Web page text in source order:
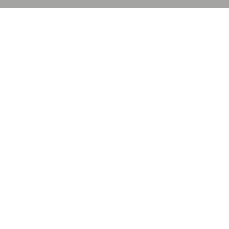
Advantage 3200 Retenedor en policarbonato para